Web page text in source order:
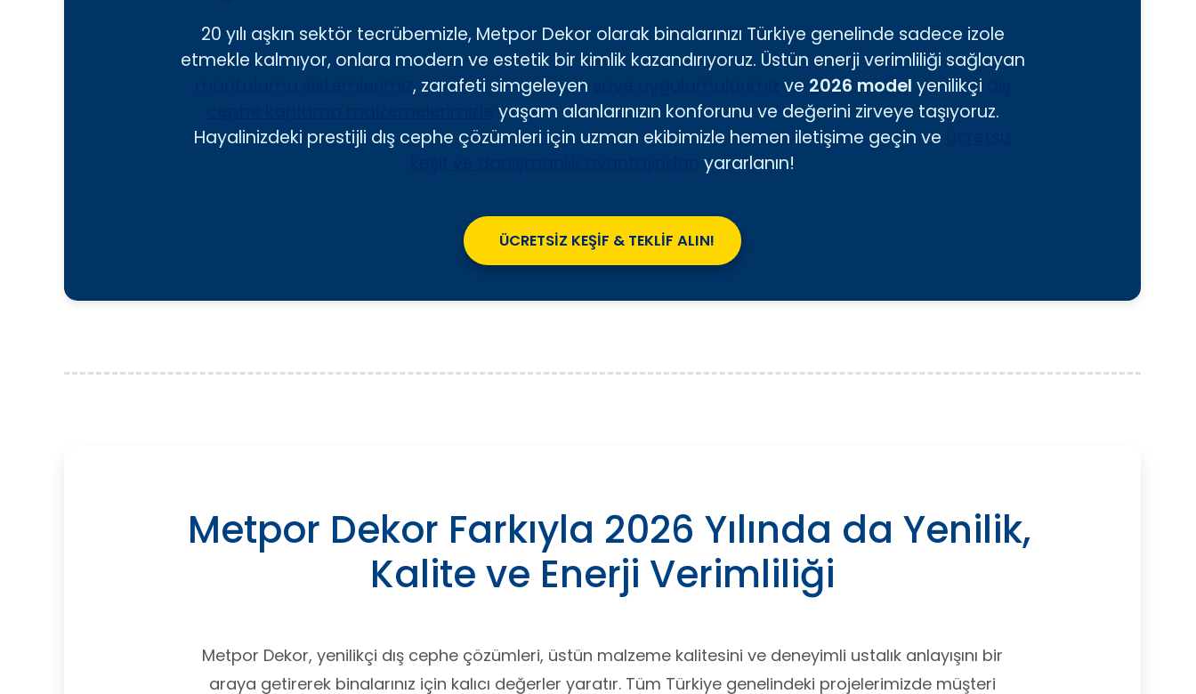
20 yılı aşkın sektör tecrübemizle, Metpor Dekor olarak binalarınızı Türkiye genelinde sadece izole
etmekle kalmıyor, onlara modern ve estetik bir kimlik kazandırıyoruz. Üstün enerji verimliliği sağlayan
, zarafeti simgeleyen ve 2026 model yenilikçi
yaşam alanlarınızın konforunu ve değerini zirveye taşıyoruz.
Hayalinizdeki prestijli dış cephe çözümleri için uzman ekibimizle hemen iletişime geçin ve
yararlanın!
ÜCRETSİZ KEŞİF & TEKLİF ALIN!
Metpor Dekor Farkıyla 2026 Yılında da Yenilik,
Kalite ve Enerji Verimliliği
Metpor Dekor, yenilikçi dış cephe çözümleri, üstün malzeme kalitesini ve deneyimli ustalık anlayışını bir
araya getirerek binalarınız için kalıcı değerler yaratır. Tüm Türkiye genelindeki projelerimizde müşteri